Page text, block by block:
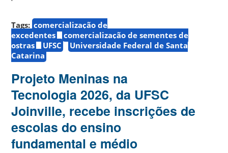
Tags: comercialização de
excedentes
comercialização de sementes de
ostras
UFSC
Universidade Federal de Santa
Catarina
Projeto Meninas na
Tecnologia 2026, da UFSC
Joinville, recebe inscrições de
escolas do ensino
fundamental e médio